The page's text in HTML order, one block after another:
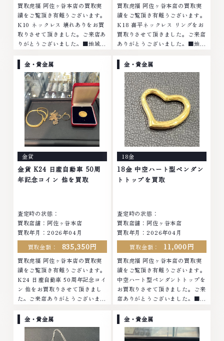
買取虎福 阿佐ヶ谷本店の買取実
績をご覧頂き有難うございます。
K10 ネックレス 壊れありをお買
取りさせて頂きました。ご来店あ
りがとうございました。■地域買
モンド ブランド品 ブランド衣類
お酒買取りのことなら、お任せく
ださいなかでも金・プラチナ等の
アクセサリー・貴金属・宝石・ダ
イヤモンド・ジュエリーや ブラ
ンド品・時計等は特に自信を持っ
て、高額査定を実現しておりま
す。 古くて使わなくなってしま
ったアクセサリー、動かなくなっ
てしまった腕時計、多くのお品物
の高価買取りを実現しており、他
店ではお値段の付かなかったお品
物でも、一点一点丁寧に無料で査
無休
買取虎福 阿佐ヶ谷本店の買取実
績をご覧頂き有難うございます。
K18 喜平ネックレス リングをお
買取りさせて頂きました。ご来店
ありがとうございました。■地域
ヤモンド ブランド品 ブランド衣
類 お酒買取りのことなら、お任
せくださいなかでも金・プラチナ
等のアクセサリー・貴金属・宝
石・ダイヤモンド・ジュエリーや
ブランド品・時計等は特に自信を
持って、高額査定を実現しており
ます。 古くて使わなくなってし
まったアクセサリー、動かなくな
ってしまった腕時計、多くのお品
物の高価買取りを実現しており、
他店ではお値段の付かなかったお
品物でも、一点一点丁寧に無料で
中無休
金・貴金属
金貨
金貨 K24 日産自動車 50周
年記念コイン 他を買取
査定時の状態：
買取店舗：阿佐ヶ谷本店
買取年月：2026年04月
買取金額：
835,350円
買取虎福 阿佐ヶ谷本店の買取実
績をご覧頂き有難うございます。
K24 日産自動車 50周年記念コイ
ン 他をお買取りさせて頂きまし
た。ご来店ありがとうございまし
ラチナ ダイヤモンド ブランド品
ブランド衣類 お酒買取りのこと
なら、お任せくださいなかでも
金・貴金属
18金
18金 中空ハート型ペンダン
トトップを買取
査定時の状態：
買取店舗：阿佐ヶ谷本店
買取年月：2026年04月
買取金額：
11,000円
買取虎福 阿佐ヶ谷本店の買取実
績をご覧頂き有難うございます。
中空ハート型ペンダントトップを
お買取りさせて頂きました。ご来
店ありがとうございました。■地
イヤモンド ブランド品 ブランド
衣類 お酒買取りのことなら、お
任せくださいなかでも金・プラチ
金・貴金属 金・貴金属